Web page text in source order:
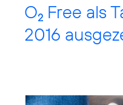
O2 Free als
2016